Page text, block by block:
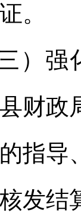
。
三）
财政
指导
发结